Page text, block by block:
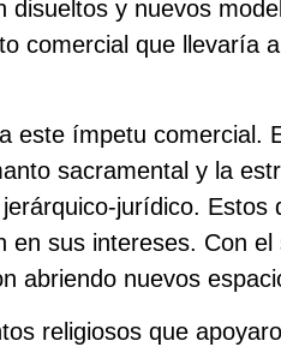
disueltos y nuevos
comercial que llevaría
este ímpetu comercial.
sacramental y la
jurídico.
en sus intereses. Con
abriendo nuevos
religiosos que